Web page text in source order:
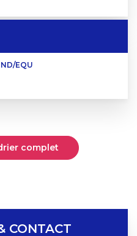
EQU
complet
CONTACT